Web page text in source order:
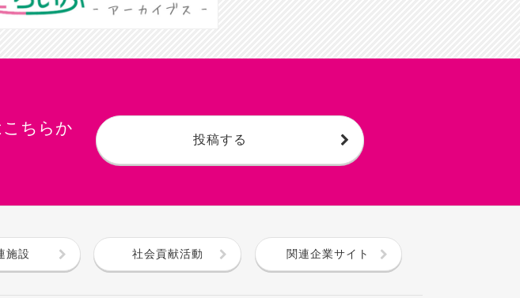
ちらか
投稿する
施設 社会貢献活動 関連企業サイト